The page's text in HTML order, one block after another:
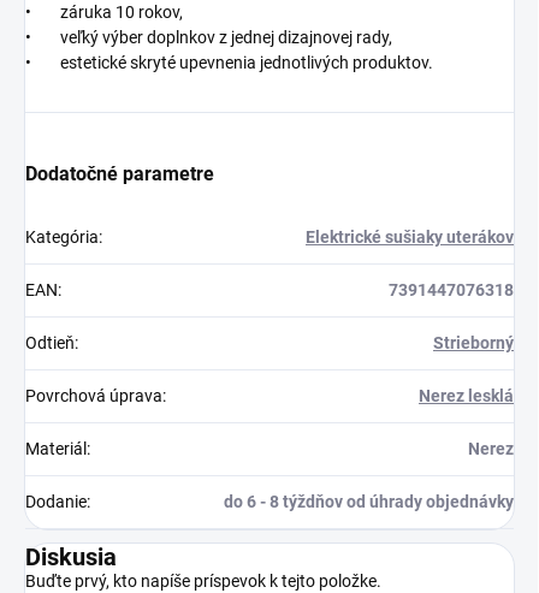
• záruka 10 rokov,
• veľký výber doplnkov z jednej dizajnovej rady,
• estetické skryté upevnenia jednotlivých produktov.
Dodatočné parametre
Kategória: Elektrické sušiaky uterákov
EAN: 7391447076318
Odtieň: Strieborný
Povrchová úprava: Nerez lesklá
Materiál : Nerez
Dodanie: do 6 - 8 týždňov od úhrady objednávky
Diskusia
Buďte prvý, kto napíše príspevok k tejto položke.